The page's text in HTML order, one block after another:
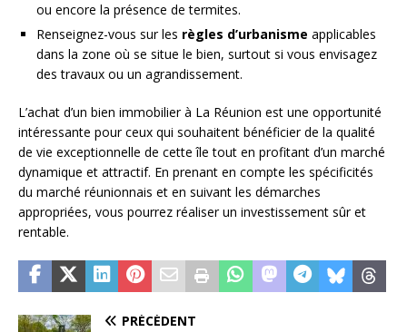
ou encore la présence de termites.
Renseignez-vous sur les règles d’urbanisme applicables
dans la zone où se situe le bien, surtout si vous envisagez
des travaux ou un agrandissement.
L’achat d’un bien immobilier à La Réunion est une opportunité
intéressante pour ceux qui souhaitent bénéficier de la qualité
de vie exceptionnelle de cette île tout en profitant d’un marché
dynamique et attractif. En prenant en compte les spécificités
du marché réunionnais et en suivant les démarches
appropriées, vous pourrez réaliser un investissement sûr et
rentable.
PRÉCÉDENT